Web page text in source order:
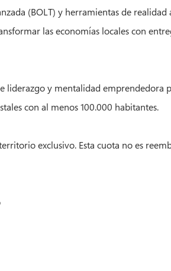
(BOLT) y herramientas de realidad
las economías locales con
liderazgo y mentalidad emprendedora
con al menos 100.000 habitantes.
exclusivo. Esta cuota no es